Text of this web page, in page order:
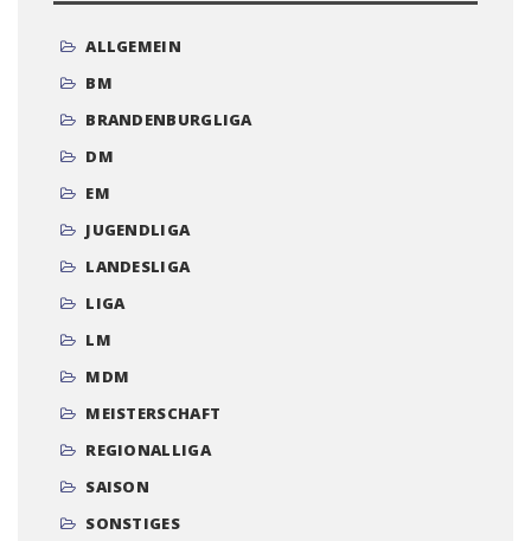
ALLGEMEIN
BM
BRANDENBURGLIGA
DM
EM
JUGENDLIGA
LANDESLIGA
LIGA
LM
MDM
MEISTERSCHAFT
REGIONALLIGA
SAISON
SONSTIGES